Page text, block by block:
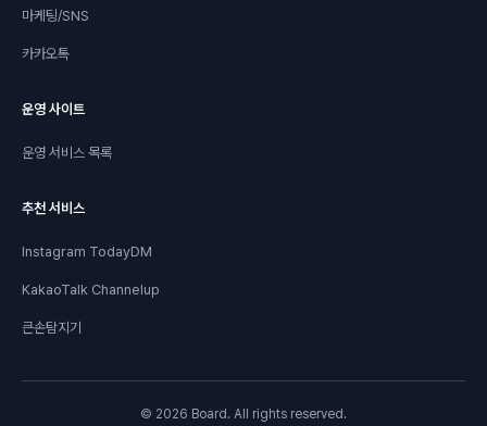
마케팅/SNS
카카오톡
운영 사이트
운영 서비스 목록
추천 서비스
Instagram TodayDM
KakaoTalk Channelup
큰손탐지기
© 2026 Board. All rights reserved.